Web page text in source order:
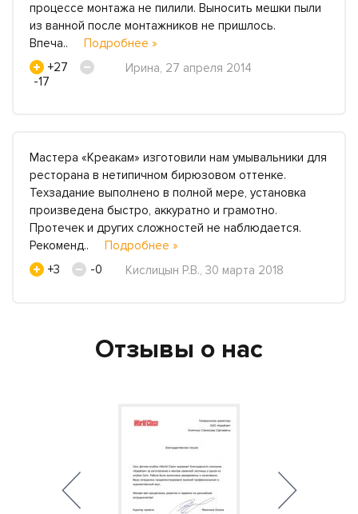
процессе монтажа не пилили. Выносить мешки пыли
из ванной после монтажников не пришлось.
Впеча.. Подробнее »
+27
-17
Ирина, 27 апреля 2014
Мастера «Креакам» изготовили нам умывальники для
ресторана в нетипичном бирюзовом оттенке.
Техзадание выполнено в полной мере, установка
произведена быстро, аккуратно и грамотно.
Протечек и других сложностей не наблюдается.
Рекоменд.. Подробнее »
+3
-0 Кислицын Р.В., 30 марта 2018
Отзывы о нас